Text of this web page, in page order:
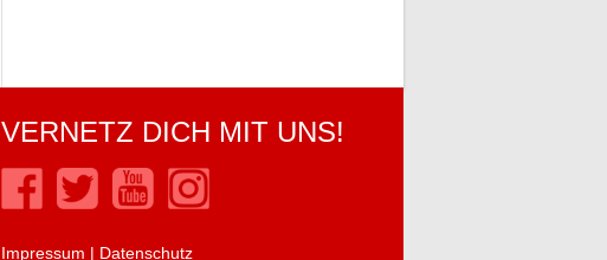
VERNETZ DICH MIT UNS!
Impressum | Datenschutz